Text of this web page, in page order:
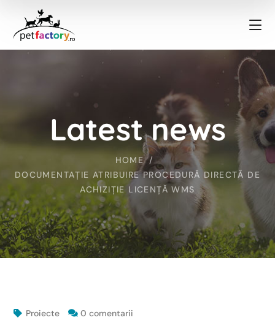
HOME
DOCUMENTAȚIE ATRIBUIRE PROCEDURĂ DIRECTĂ DE
ACHIZIȚIE LICENȚĂ WMS
Latest news
Proiecte 0 comentarii